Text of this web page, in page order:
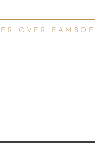
OVER BAMBOE